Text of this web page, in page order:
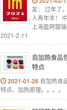
友： 过年了
人寿年丰！
上海盈珂银
2021-2-11
自加热食品
特点
2021-01-26 自加热食
特点、加热原理。。。。